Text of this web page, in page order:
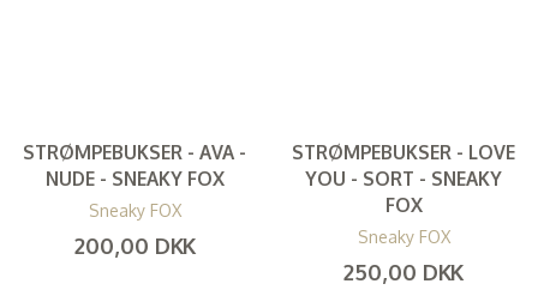
STRØMPEBUKSER - AVA -
NUDE - SNEAKY FOX
Sneaky FOX
200,00 DKK
STRØMPEBUKSER - LOVE
YOU - SORT - SNEAKY
FOX
Sneaky FOX
250,00 DKK